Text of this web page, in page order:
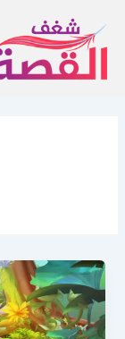
إلى
المحتوى